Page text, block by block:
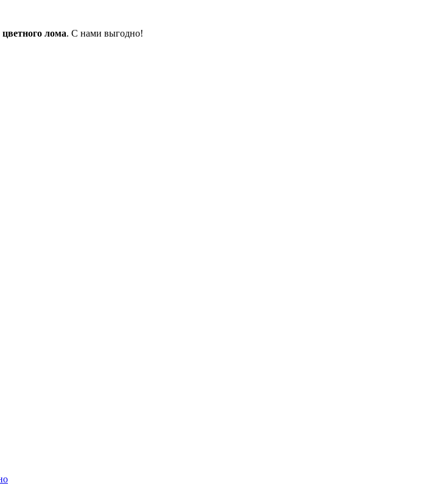
цветного лома. С нами выгодно!